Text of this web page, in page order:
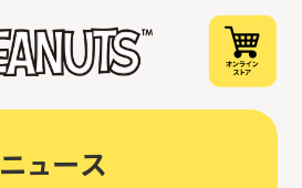
ニュース